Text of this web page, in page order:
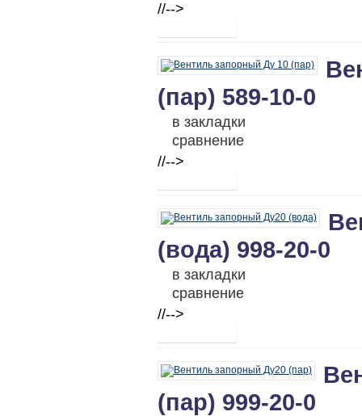
//-->
(пар) 589-10-0
в закладки
сравнение
//-->
(вода) 998-20-0
в закладки
сравнение
//-->
(пар) 999-20-0